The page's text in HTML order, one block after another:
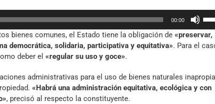
00:00
de
bienes comunes, el Estado tiene la obligación de «preservar,
democrática, solidaria, participativa y equitativa». Para el
deber el «regular su uso y goce».
administrativas para el uso de bienes naturales
«Habrá una administración equitativa, ecológica y con
, precisó al respecto la constituyente.